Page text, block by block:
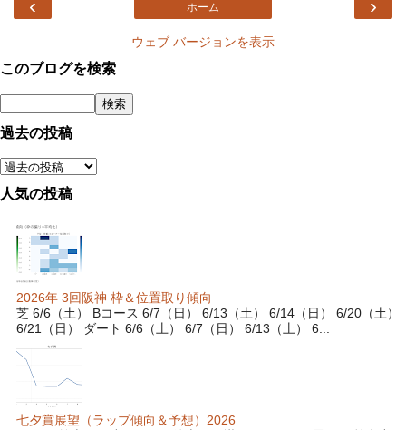
‹ ›
ホーム
ウェブ バージョンを表示
このブログを検索
過去の投稿
人気の投稿
2026年 3回阪神 枠＆位置取り傾向
芝 6/6（土） Bコース 6/7（日） 6/13（土） 6/14（日） 6/20（土）
6/21（日） ダート 6/6（土） 6/7（日） 6/13（土） 6...
七夕賞展望（ラップ傾向＆予想）2026